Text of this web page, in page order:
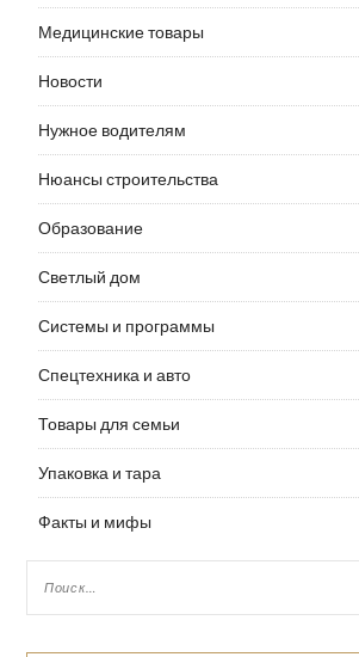
Медицинские товары
Новости
Нужное водителям
Нюансы строительства
Образование
Светлый дом
Системы и программы
Спецтехника и авто
Товары для семьи
Упаковка и тара
Факты и мифы